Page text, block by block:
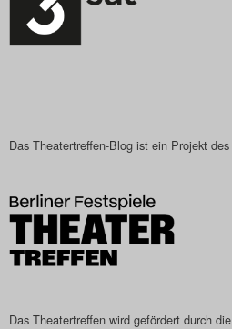
Das Theatertreffen-Blog ist ein Projekt des
Das Theatertreffen wird gefördert durch die